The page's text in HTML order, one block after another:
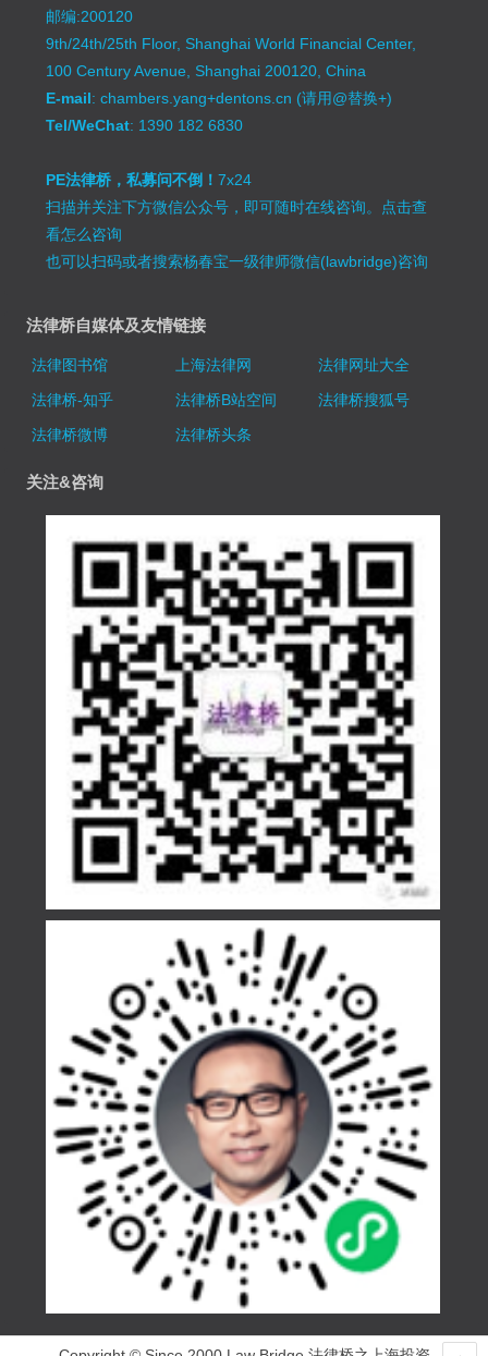
邮编:200120
9th/24th/25th Floor, Shanghai World Financial Center,
100 Century Avenue, Shanghai 200120, China
E-mail: chambers.yang+dentons.cn (请用@替换+)
Tel/WeChat: 1390 182 6830
PE法律桥，私募问不倒！7x24
扫描并关注下方微信公众号，即可随时在线咨询。 点击查
看怎么咨询
也可以扫码或者搜索杨春宝一级律师微信(lawbridge)咨询
法律桥自媒体及友情链接
法律图书馆 上海法律网
法律网址大全
法律桥-知乎
法律桥B站空间
法律桥搜狐号
法律桥微博
法律桥头条
关注&咨询